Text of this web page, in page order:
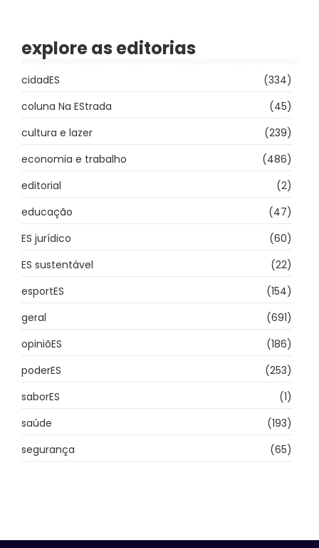
explore as editorias
cidadES
(334)
coluna Na EStrada
(45)
cultura e lazer
(239)
economia e trabalho
(486)
editorial
(2)
educação
(47)
ES jurídico
(60)
ES sustentável
(22)
esportES
(154)
geral
(691)
opiniõES
(186)
poderES
(253)
saborES
(1)
saúde
(193)
segurança
(65)